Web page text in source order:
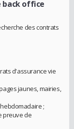
back office
des contrats
d'assurance vie
jaunes, mairies,
;
preuve de